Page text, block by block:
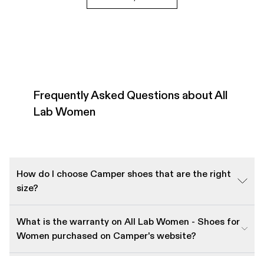
Frequently Asked Questions about All
Lab Women
How do I choose Camper shoes that are the right
size?
What is the warranty on All Lab Women - Shoes for
Women purchased on Camper's website?